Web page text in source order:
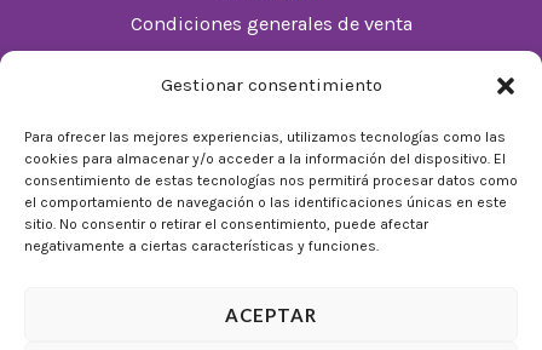
Gestionar consentimiento
Para ofrecer las mejores experiencias, utilizamos tecnologías como las
cookies para almacenar y/o acceder a la información del dispositivo. El
consentimiento de estas tecnologías nos permitirá procesar datos como
el comportamiento de navegación o las identificaciones únicas en este
sitio. No consentir o retirar el consentimiento, puede afectar
negativamente a ciertas características y funciones.
ACEPTAR
Condiciones generales de venta
De Lunes a Domingos de 10:00 a 22:00
Festivos sujetos al horario del Málaga Factory